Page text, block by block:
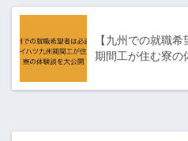
【九州での就職
期間工が住む寮